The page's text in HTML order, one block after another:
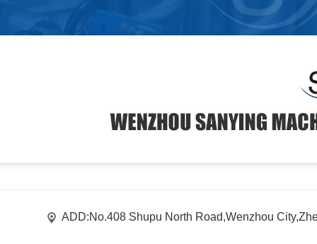
ADD:No.408 Shupu North Road,Wenzhou